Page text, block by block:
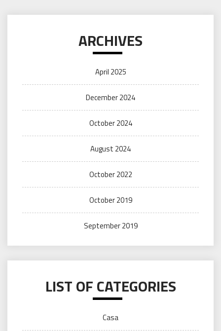
ARCHIVES
April 2025
December 2024
October 2024
August 2024
October 2022
October 2019
September 2019
LIST OF CATEGORIES
Casa